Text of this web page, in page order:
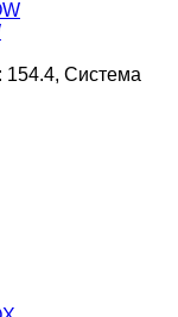
154.4, Система